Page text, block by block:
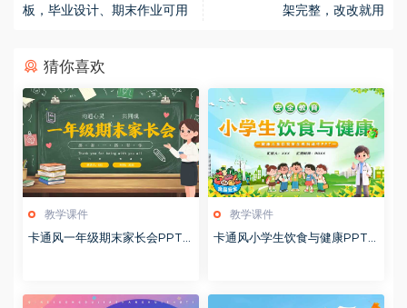
板，毕业设计、期末作业可用
架完整，改改就用
猜你喜欢
教学课件
卡通风一年级期末家长会PPT
教学课件
卡通风小学生饮食与健康PPT